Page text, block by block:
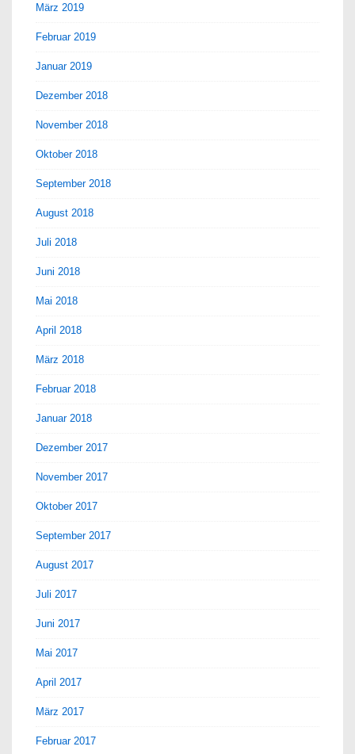
März 2019
Februar 2019
Januar 2019
Dezember 2018
November 2018
Oktober 2018
September 2018
August 2018
Juli 2018
Juni 2018
Mai 2018
April 2018
März 2018
Februar 2018
Januar 2018
Dezember 2017
November 2017
Oktober 2017
September 2017
August 2017
Juli 2017
Juni 2017
Mai 2017
April 2017
März 2017
Februar 2017